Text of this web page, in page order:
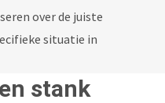
over de juiste
situatie in
stank